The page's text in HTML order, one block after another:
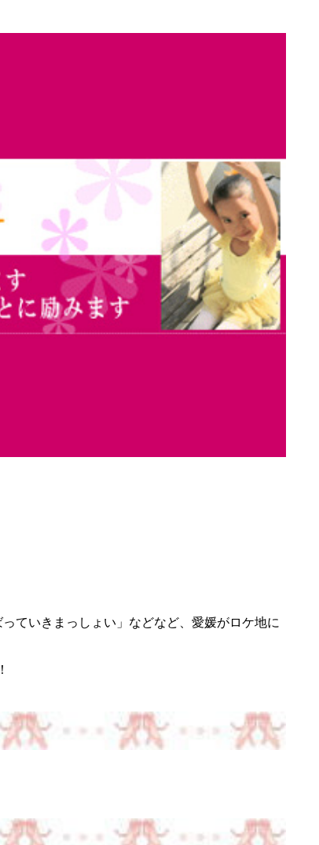
ていきまっしょい」などなど、愛媛がロケ地に